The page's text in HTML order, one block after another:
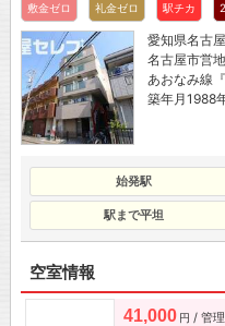
敷金ゼロ 礼金ゼロ 駅チカ
愛知県名古
名古屋市営
あおなみ線
築年月1988
始発駅
駅まで平坦
空室情報
41,000 円 / 管